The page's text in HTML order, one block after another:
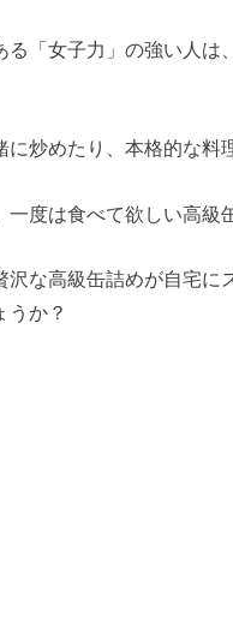
「女子力」の強い人は
炒めたり、本格的な料
度は食べて欲しい高級
沢な高級缶詰めが自宅に
うか？